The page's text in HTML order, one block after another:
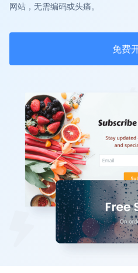
网站，无需编码或头痛。
免费